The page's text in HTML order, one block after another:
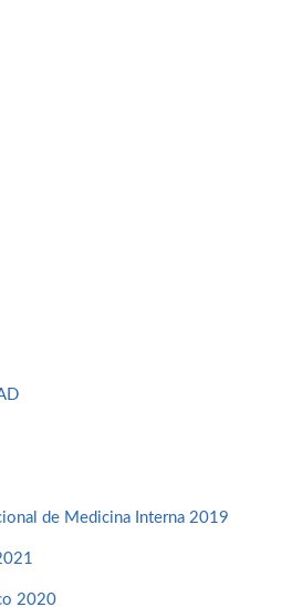
de Medicina Interna 2019
2020